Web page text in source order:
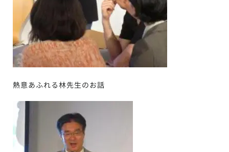
熱意あふれる林先生のお話